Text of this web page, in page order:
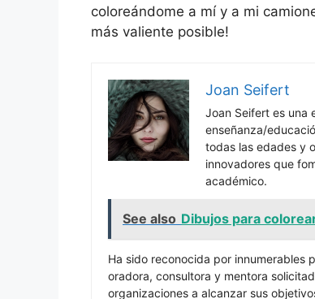
coloreándome a mí y a mi
más valiente posible!
Joan Seifert
Joan Seifert es una
enseñanza/
todas las edades y
innovadores que
académico.
See also Dibujos para
Ha sido reconocida por innumerables
oradora, consultora y mentora
organizaciones a alcanzar sus